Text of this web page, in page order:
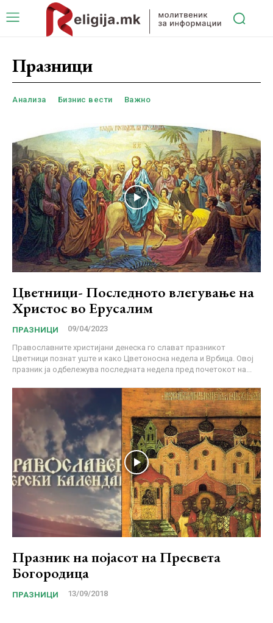
Празници
Анализа Бизнис вести Важно
Цветници- Последното влегување на
Христос во Ерусалим
ПРАЗНИЦИ 09/04/2023
Православните христијани денеска го слават празникот
Цветници познат уште и како Цветоносна недела и Врбица. Овој
празник ја одбележува последната недела пред почетокот на...
Празник на појасот на Пресвета
Богородица
ПРАЗНИЦИ 13/09/2018